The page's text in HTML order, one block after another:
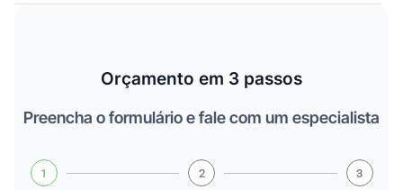
Orçamento em 3 passos
Preencha o formulário e fale com um especialista
1 2 3